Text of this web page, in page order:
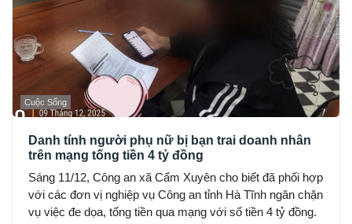
Cuộc Sống
Danh tính người phụ nữ bị bạn trai doanh nhân
trên mạng tống tiền 4 tỷ đồng
Sáng 11/12, Công an xã Cẩm Xuyên cho biết đã phối hợp
với các đơn vị nghiệp vụ Công an tỉnh Hà Tĩnh ngăn chặn
vụ việc đe dọa, tống tiền qua mạng với số tiền 4 tỷ đồng.